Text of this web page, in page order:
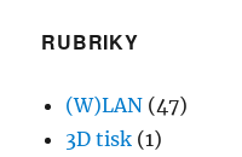
RUBRIKY
(W)LAN (47)
3D tisk (1)